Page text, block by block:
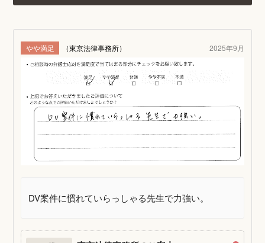
やや満足 （東京法律事務所） 2025年9月
DV案件に慣れていらっしゃる先生で力強い。